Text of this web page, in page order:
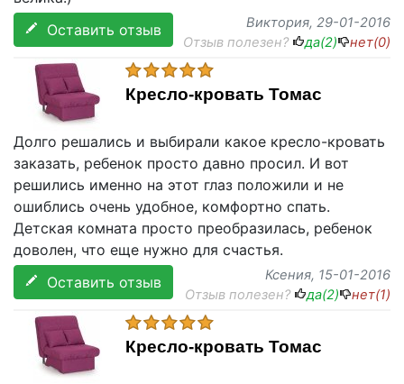
Оставить отзыв
Виктория, 29-01-2016
Отзыв полезен?
да(2) нет(0)
Кресло-кровать Томас
Долго решались и выбирали какое кресло-кровать
заказать, ребенок просто давно просил. И вот
решились именно на этот глаз положили и не
ошиблись очень удобное, комфортно спать.
Детская комната просто преобразилась, ребенок
доволен, что еще нужно для счастья.
Оставить отзыв
Ксения, 15-01-2016
Отзыв полезен?
да(2) нет(1)
Кресло-кровать Томас